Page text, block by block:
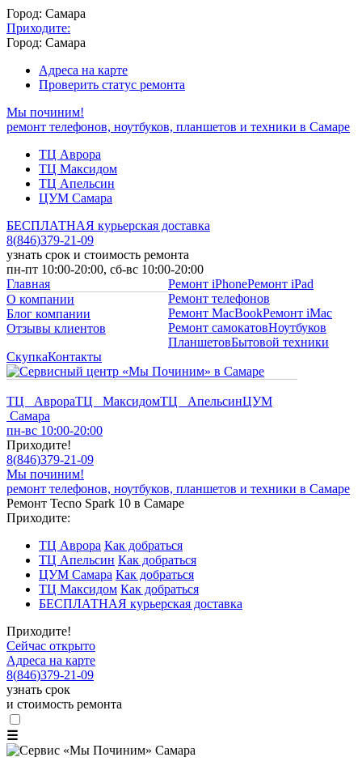
Город: Самара
Приходите:
Город: Самара
Адреса на карте
Проверить статус ремонта
Мы починим!
ремонт телефонов, ноутбуков, планшетов и техники в Самаре
ТЦ Аврора
ТЦ Максидом
ТЦ Апельсин
ЦУМ Самара
БЕСПЛАТНАЯ курьерская доставка
8(846)379-21-09
узнать срок и стоимость ремонта
пн-пт 10:00-20:00, сб-вс 10:00-20:00
Главная
О компании
Блог компании
Отзывы клиентов
Ремонт iPhoneРемонт iPad
Ремонт телефонов
Ремонт MacBookРемонт iMac
Ремонт самокатовНоутбуков
ПланшетовБытовой техники
СкупкаКонтакты
ТЦ АврораТЦ МаксидомТЦ АпельсинЦУМ
Самара
пн-вс 10:00-20:00
Приходите!
8(846)379-21-09
Мы починим!
ремонт телефонов, ноутбуков, планшетов и техники в Самаре
Ремонт Tecno Spark 10 в Самаре
Приходите:
ТЦ Аврора Как добраться
ТЦ Апельсин Как добраться
ЦУМ Самара Как добраться
ТЦ Максидом Как добраться
БЕСПЛАТНАЯ курьерская доставка
Приходите!
Сейчас открыто
Адреса на карте
8(846)379-21-09
узнать срок
и стоимость ремонта
☰